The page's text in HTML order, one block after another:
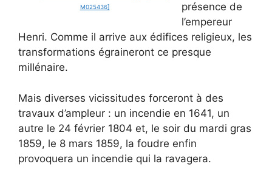
M025436]
présence de
l’empereur
Henri. Comme il arrive aux édifices religieux, les
transformations égraineront ce presque
millénaire.
Mais diverses vicissitudes forceront à des
travaux d’ampleur : un incendie en 1641, un
autre le 24 février 1804 et, le soir du mardi gras
1859, le 8 mars 1859, la foudre enfin
provoquera un incendie qui la ravagera.